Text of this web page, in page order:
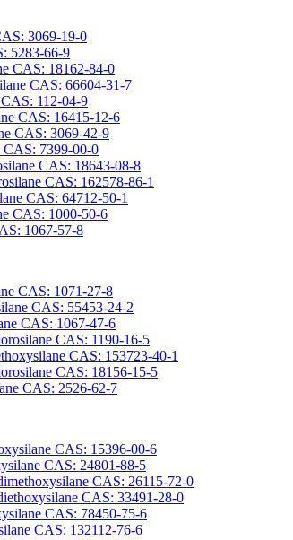
3069-19-0
5283-66-9
CAS: 18162-84-0
CAS: 66604-31-7
112-04-9
CAS: 16415-12-6
CAS: 3069-42-9
CAS: 7399-00-0
CAS: 18643-08-8
CAS: 162578-86-1
CAS: 64712-50-1
CAS: 1000-50-6
1067-57-8
CAS: 1071-27-8
CAS: 55453-24-2
CAS: 1067-47-6
CAS: 1190-16-5
CAS: 153723-40-1
CAS: 18156-15-5
CAS: 2526-62-7
CAS: 15396-00-6
CAS: 24801-88-5
CAS: 26115-72-0
CAS: 33491-28-0
CAS: 78450-75-6
CAS: 132112-76-6